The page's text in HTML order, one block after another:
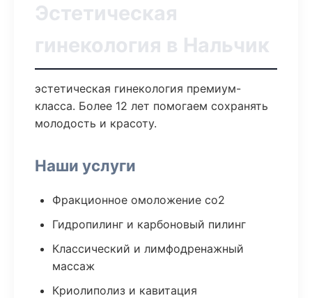
Эстетическая
гинекология в Нальчик
эстетическая гинекология премиум-
класса. Более 12 лет помогаем сохранять
молодость и красоту.
Наши услуги
Фракционное омоложение co2
Гидропилинг и карбоновый пилинг
Классический и лимфодренажный
массаж
Криолиполиз и кавитация